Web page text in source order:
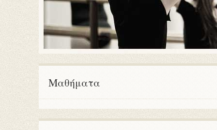
Μαθήματα